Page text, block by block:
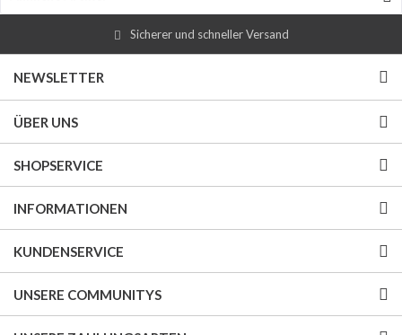
Sicherer und schneller Versand
NEWSLETTER
ÜBER UNS
SHOPSERVICE
INFORMATIONEN
KUNDENSERVICE
UNSERE COMMUNITYS